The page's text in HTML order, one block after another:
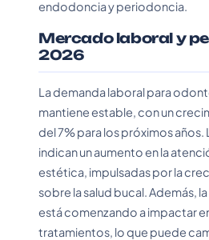
endodoncia y periodoncia.
Mercado laboral y
2026
La demanda laboral para
mantiene estable, con un
del 7% para los próximos años.
indican un aumento en la
estética, impulsadas por la
sobre la salud bucal. Además,
está comenzando a impactar
tratamientos, lo que puede